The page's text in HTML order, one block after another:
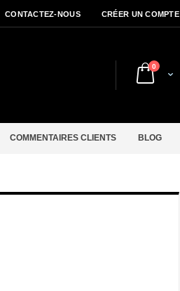
CONTACTEZ-NOUS CRÉER UN COMPTE
Cart
0articles
COMMENTAIRES CLIENTS BLOG